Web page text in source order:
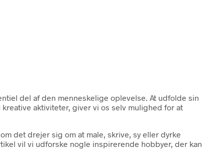
del af den menneskelige oplevelse. At udfolde sin
aktiviteter, giver vi os selv mulighed for at
det drejer sig om at male, skrive, sy eller dyrke
vil vi udforske nogle inspirerende hobbyer, der kan